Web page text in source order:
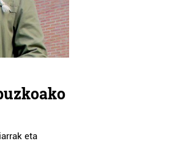
eta